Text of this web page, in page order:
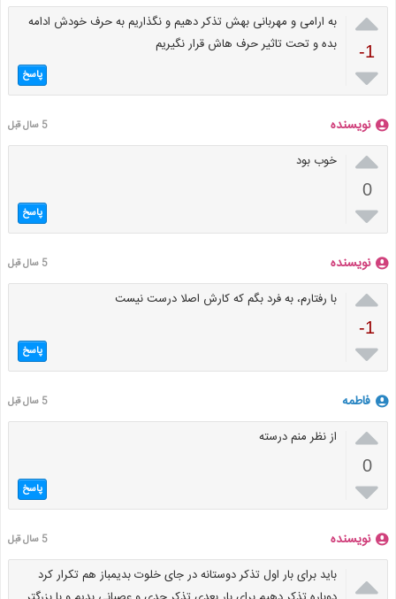

-1

به ارامی و مهربانی بهش تذکر دهیم و نگذاریم به حرف خودش ادامه
بده و تحت تاثیر حرف هاش قرار نگیریم
پاسخ
نویسنده 5 سال قبل

0

خوب بود
پاسخ
نویسنده 5 سال قبل

-1

با رفتارم، به فرد بگم که کارش اصلا درست نیست
پاسخ
فاطمه 5 سال قبل

0

از نظر منم درسته
پاسخ
نویسنده 5 سال قبل

باید برای بار اول تذکر دوستانه در جای خلوت بدیمباز هم تکرار کرد